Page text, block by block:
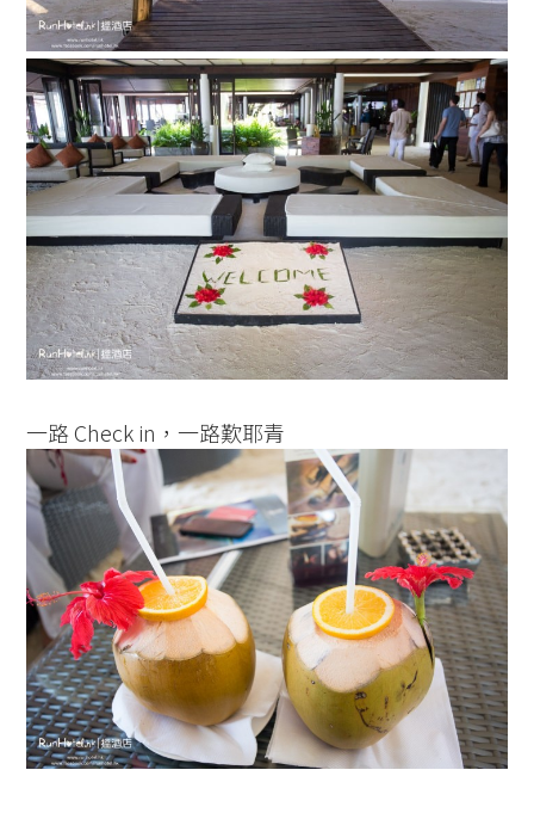
一路 Check in，一路歎耶青